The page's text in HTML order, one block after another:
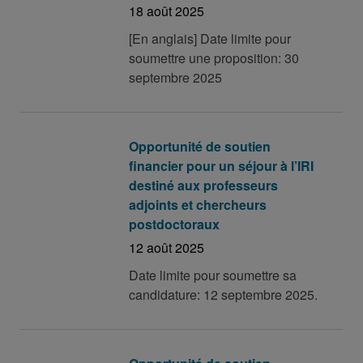
18 août 2025
[En anglais] Date limite pour
soumettre une proposition: 30
septembre 2025
Opportunité de soutien
financier pour un séjour à l’IRI
destiné aux professeurs
adjoints et chercheurs
postdoctoraux
12 août 2025
Date limite pour soumettre sa
candidature: 12 septembre 2025.